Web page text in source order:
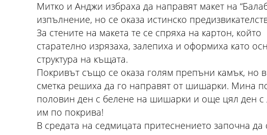
Митко и Анджи избраха да направят макет на
изпълнение, но се оказа истинско
За стените на макета те се спряха на картон, който
старателно изрязаха, залепиха и оформиха като
структура на къщата.
Покривът също се оказа голям препъни камък, но
сметка решиха да го направят от шишарки. Мина
половин ден с белене на шишарки и още цял ден с
им по покрива!
В средата на седмицата притеснението започна да